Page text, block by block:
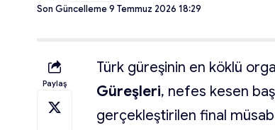
Son Güncelleme 9 Temmuz 2026 18:29
Paylaş
Türk güreşinin en köklü
Güreşleri, nefes kesen
gerçekleştirilen final